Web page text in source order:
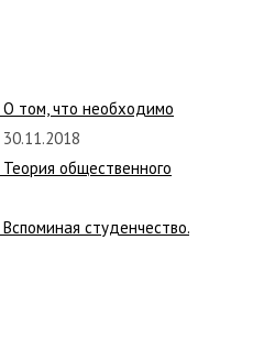
О том, что необходимо
30.11.2018
общественного
студенчество.